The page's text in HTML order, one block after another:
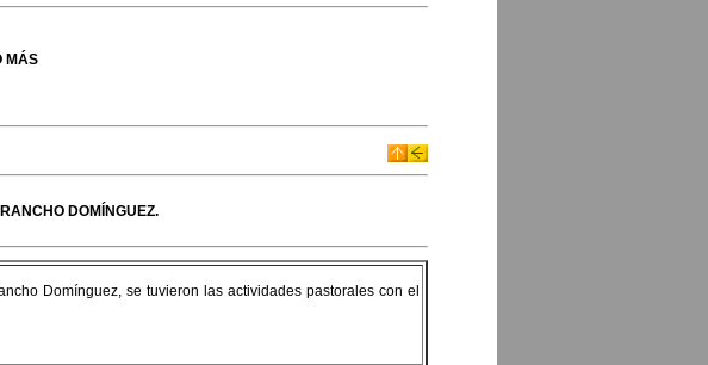
MÁS
DOMÍNGUEZ.
Domínguez, se tuvieron las actividades pastorales con el